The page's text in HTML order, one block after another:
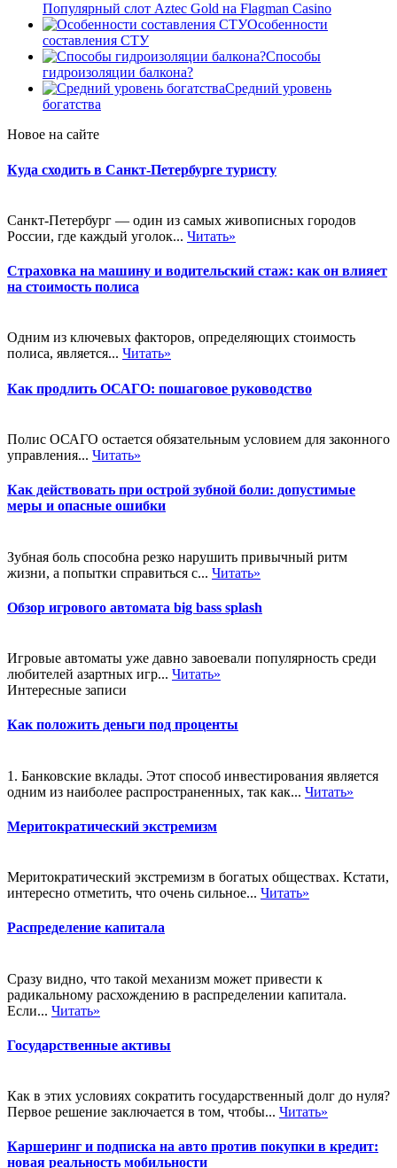
Популярный слот Aztec Gold на Flagman Casino
Особенности
составления СТУ
Способы
гидроизоляции балкона?
Средний уровень
богатства
Новое на сайте
Куда сходить в Санкт-Петербурге туристу
Санкт-Петербург — один из самых живописных городов
России, где каждый уголок... Читать»
Страховка на машину и водительский стаж: как он влияет
на стоимость полиса
Одним из ключевых факторов, определяющих стоимость
полиса, является... Читать»
Как продлить ОСАГО: пошаговое руководство
Полис ОСАГО остается обязательным условием для законного
управления... Читать»
Как действовать при острой зубной боли: допустимые
меры и опасные ошибки
Зубная боль способна резко нарушить привычный ритм
жизни, а попытки справиться с... Читать»
Обзор игрового автомата big bass splash
Игровые автоматы уже давно завоевали популярность среди
любителей азартных игр... Читать»
Интересные записи
Как положить деньги под проценты
1. Банковские вклады. Этот способ инвестирования является
одним из наиболее распространенных, так как... Читать»
Меритократический экстремизм
Меритократический экстремизм в богатых обществах. Кстати,
интересно отметить, что очень сильное... Читать»
Распределение капитала
Сразу видно, что такой механизм может привести к
радикальному расхождению в распределении капитала.
Если... Читать»
Государственные активы
Как в этих условиях сократить государственный долг до нуля?
Первое решение заключается в том, чтобы... Читать»
Каршеринг и подписка на авто против покупки в кредит:
новая реальность мобильности